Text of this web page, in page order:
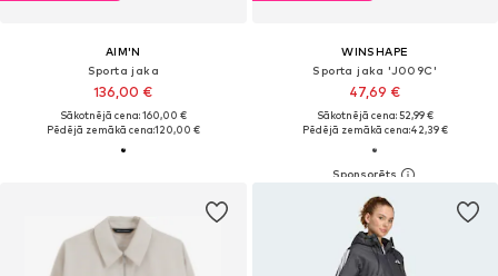
AIM'N
Sporta jaka
136,00 €
Sākotnējā cena: 160,00 €
Pēdējā zemākā cena:120,00 €
WINSHAPE
Sporta jaka 'J009C'
47,69 €
Sākotnējā cena: 52,99 €
Pēdējā zemākā cena:42,39 €